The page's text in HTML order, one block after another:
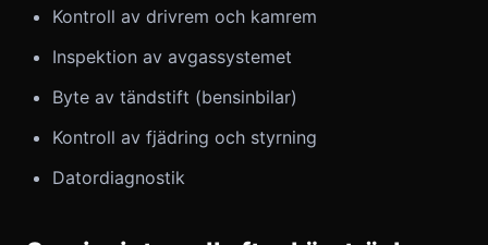
Kontroll av drivrem och kamrem
Inspektion av avgassystemet
Byte av tändstift (bensinbilar)
Kontroll av fjädring och styrning
Datordiagnostik